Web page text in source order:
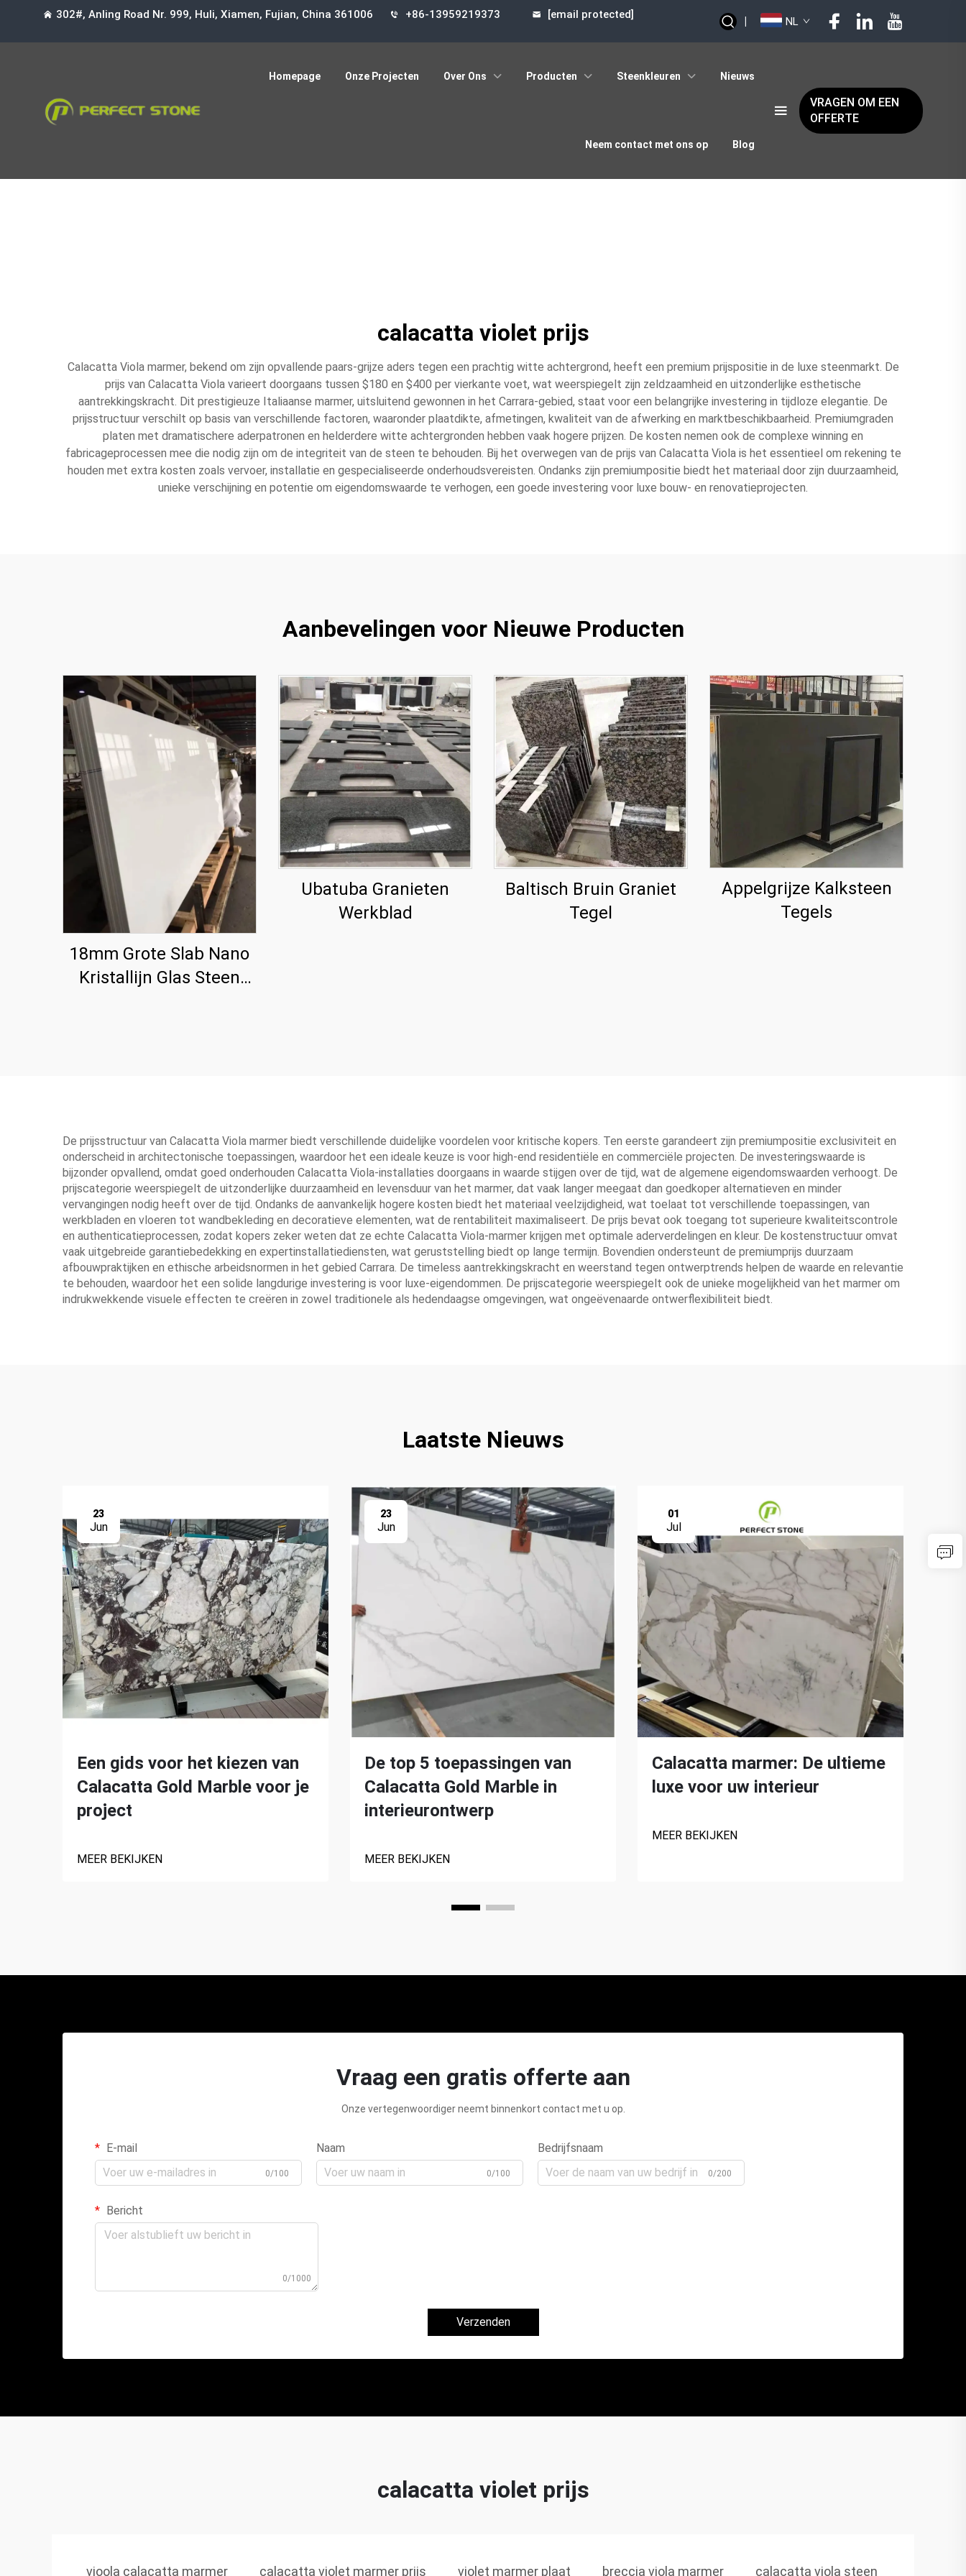
302#, Anling Road Nr. 999, Huli, Xiamen, Fujian, China 361006 +86-13959219373 [email protected] | NL
Homepage Onze Projecten Over Ons Producten Steenkleuren Nieuws
Neem contact met ons op Blog
VRAGEN OM EEN
OFFERTE
calacatta violet prijs
Calacatta Viola marmer, bekend om zijn opvallende paars-grijze aders tegen een prachtig witte achtergrond, heeft een premium prijspositie in de luxe steenmarkt. De
prijs van Calacatta Viola varieert doorgaans tussen $180 en $400 per vierkante voet, wat weerspiegelt zijn zeldzaamheid en uitzonderlijke esthetische
aantrekkingskracht. Dit prestigieuze Italiaanse marmer, uitsluitend gewonnen in het Carrara-gebied, staat voor een belangrijke investering in tijdloze elegantie. De
prijsstructuur verschilt op basis van verschillende factoren, waaronder plaatdikte, afmetingen, kwaliteit van de afwerking en marktbeschikbaarheid. Premiumgraden
platen met dramatischere aderpatronen en helderdere witte achtergronden hebben vaak hogere prijzen. De kosten nemen ook de complexe winning en
fabricageprocessen mee die nodig zijn om de integriteit van de steen te behouden. Bij het overwegen van de prijs van Calacatta Viola is het essentieel om rekening te
houden met extra kosten zoals vervoer, installatie en gespecialiseerde onderhoudsvereisten. Ondanks zijn premiumpositie biedt het materiaal door zijn duurzaamheid,
unieke verschijning en potentie om eigendomswaarde te verhogen, een goede investering voor luxe bouw- en renovatieprojecten.
Aanbevelingen voor Nieuwe Producten
18mm Grote Slab Nano
Kristallijn Glas Steen
Ubatuba Granieten
Werkblad
Baltisch Bruin Graniet
Tegel
Appelgrijze Kalksteen
Tegels
De prijsstructuur van Calacatta Viola marmer biedt verschillende duidelijke voordelen voor kritische kopers. Ten eerste garandeert zijn premiumpositie exclusiviteit en
onderscheid in architectonische toepassingen, waardoor het een ideale keuze is voor high-end residentiële en commerciële projecten. De investeringswaarde is
bijzonder opvallend, omdat goed onderhouden Calacatta Viola-installaties doorgaans in waarde stijgen over de tijd, wat de algemene eigendomswaarden verhoogt. De
prijscategorie weerspiegelt de uitzonderlijke duurzaamheid en levensduur van het marmer, dat vaak langer meegaat dan goedkoper alternatieven en minder
vervangingen nodig heeft over de tijd. Ondanks de aanvankelijk hogere kosten biedt het materiaal veelzijdigheid, wat toelaat tot verschillende toepassingen, van
werkbladen en vloeren tot wandbekleding en decoratieve elementen, wat de rentabiliteit maximaliseert. De prijs bevat ook toegang tot superieure kwaliteitscontrole
en authenticatieprocessen, zodat kopers zeker weten dat ze echte Calacatta Viola-marmer krijgen met optimale aderverdelingen en kleur. De kostenstructuur omvat
vaak uitgebreide garantiebedekking en expertinstallatiediensten, wat geruststelling biedt op lange termijn. Bovendien ondersteunt de premiumprijs duurzaam
afbouwpraktijken en ethische arbeidsnormen in het gebied Carrara. De timeless aantrekkingskracht en weerstand tegen ontwerptrends helpen de waarde en relevantie
te behouden, waardoor het een solide langdurige investering is voor luxe-eigendommen. De prijscategorie weerspiegelt ook de unieke mogelijkheid van het marmer om
indrukwekkende visuele effecten te creëren in zowel traditionele als hedendaagse omgevingen, wat ongeëvenaarde ontwerflexibiliteit biedt.
Laatste Nieuws
23
Jun
Een gids voor het kiezen van
Calacatta Gold Marble voor je
project
MEER BEKIJKEN
23
Jun
De top 5 toepassingen van
Calacatta Gold Marble in
interieurontwerp
MEER BEKIJKEN
01
Jul
Calacatta marmer: De ultieme
luxe voor uw interieur
MEER BEKIJKEN
Vraag een gratis offerte aan
Onze vertegenwoordiger neemt binnenkort contact met u op.
E-mail
0/100
Naam
0/100
Bedrijfsnaam
0/200
Bericht
0/1000
Verzenden
calacatta violet prijs
vioola calacatta marmer calacatta violet marmer prijs violet marmer plaat breccia viola marmer calacatta viola steen